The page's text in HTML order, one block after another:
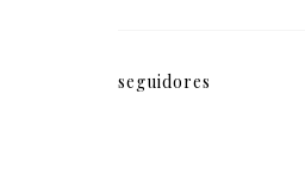
seguidores